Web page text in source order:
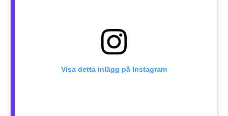
Visa detta inlägg på Instagram